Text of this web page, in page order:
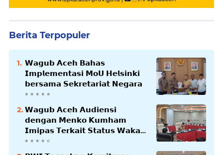
Berita Terpopuler
𝗪𝗮𝗴𝘂𝗯 𝗔𝗰𝗲𝗵 𝗕𝗮𝗵𝗮𝘀
𝗜𝗺𝗽𝗹𝗲𝗺𝗲𝗻𝘁𝗮𝘀𝗶 𝗠𝗼𝗨 𝗛𝗲𝗹𝘀𝗶𝗻𝗸𝗶
𝗯𝗲𝗿𝘀𝗮𝗺𝗮 𝗦𝗲𝗸𝗿𝗲𝘁𝗮𝗿𝗶𝗮𝘁 𝗡𝗲𝗴𝗮𝗿𝗮
𝗪𝗮𝗴𝘂𝗯 𝗔𝗰𝗲𝗵 𝗔𝘂𝗱𝗶𝗲𝗻𝘀𝗶
𝗱𝗲𝗻𝗴𝗮𝗻 𝗠𝗲𝗻𝗸𝗼 𝗞𝘂𝗺𝗵𝗮𝗺
𝗜𝗺𝗶𝗽𝗮𝘀 𝗧𝗲𝗿𝗸𝗮𝗶𝘁 𝗦𝘁𝗮𝘁𝘂𝘀 𝗪𝗮𝗸𝗮𝗳
𝗕𝗹𝗮𝗻𝗴𝗽𝗮𝗱𝗮𝗻𝗴